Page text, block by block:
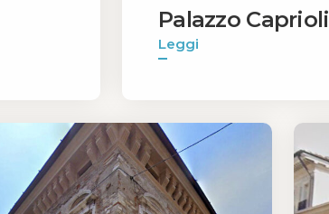
Palazzo Caprioli
Leggi